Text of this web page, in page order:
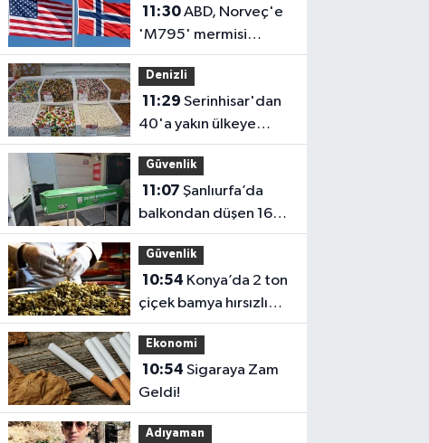
11:30ABD, Norveç'e
'M795' mermisi
satışına onay verdi
Denizli
11:29 Serinhisar'dan
40'a yakın ülkeye
leblebi ihracatı
Güvenlik
11:07 Şanlıurfa’da
balkondan düşen 16
yaşındaki Deniz
hayatını kaybetti
Güvenlik
10:54
çiçek bamya hırsızlığı:
Satın alan 4 kişiye de
dava
Ekonomi
10:54 Sigaraya Zam
Geldi!
Adıyaman